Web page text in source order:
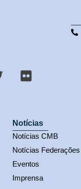
Notícias
Notícias CMB
Notícias Federações
Eventos
Imprensa